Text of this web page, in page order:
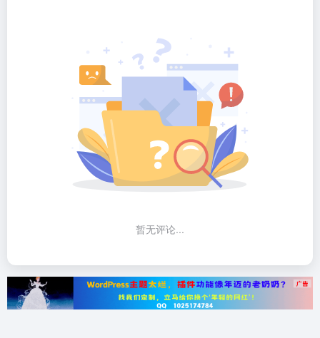
暂无评论...